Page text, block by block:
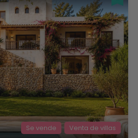
Se vende Venta de villas